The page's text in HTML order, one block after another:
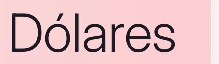
Dólares